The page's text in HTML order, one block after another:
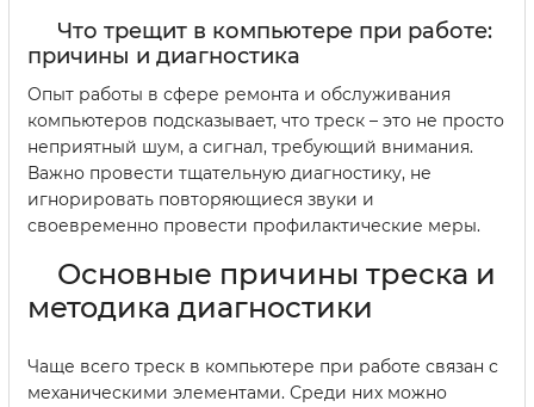
Что трещит в компьютере при работе:
причины и диагностика
Опыт работы в сфере ремонта и обслуживания
компьютеров подсказывает, что треск – это не просто
неприятный шум, а сигнал, требующий внимания.
Важно провести тщательную диагностику, не
игнорировать повторяющиеся звуки и
своевременно провести профилактические меры.
Основные причины треска и
методика диагностики
Чаще всего треск в компьютере при работе связан с
механическими элементами. Среди них можно